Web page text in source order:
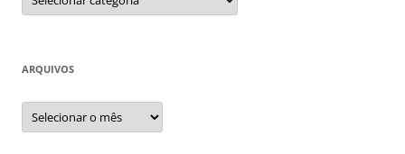
ARQUIVOS
Arquivos